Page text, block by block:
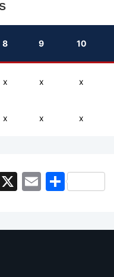
8 9 10
x x x
x x x
X EmailShare